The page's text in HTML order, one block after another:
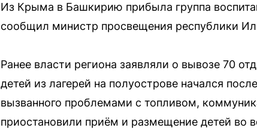
Из Крыма в Башкирию прибыла группа
сообщил министр просвещения республики
Ранее власти региона заявляли о вывозе 70
детей из лагерей на полуострове начался
вызванного проблемами с топливом,
приостановили приём и размещение детей во